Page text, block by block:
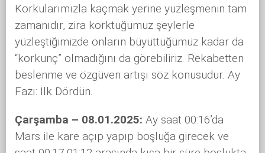
Korkularımızla kaçmak yerine yüzleşmenin tam
zamanıdır, zira korktuğumuz şeylerle
yüzleştiğimizde onların büyüttüğümüz kadar da
“korkunç” olmadığını da görebiliriz. Rekabetten
beslenme ve özgüven artışı söz konusudur. Ay
Fazı: İlk Dördün.
Çarşamba – 08.01.2025: Ay saat 00:16’da
Mars ile kare açıp yapıp boşluğa girecek ve